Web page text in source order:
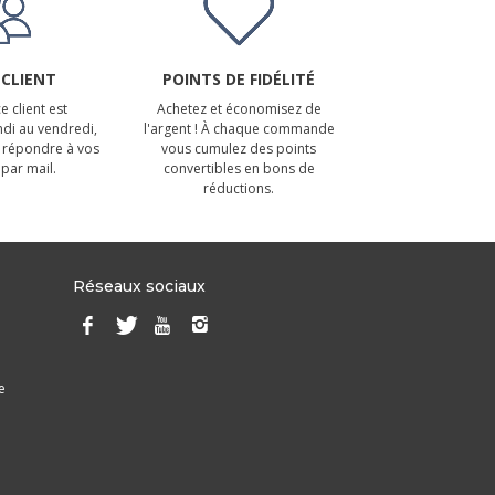
client est
au vendredi,
à vos
mail.
POINTS DE FIDÉLITÉ
Achetez et économisez de
l'argent ! À chaque commande
vous cumulez des points
convertibles en bons de
réductions.
Réseaux sociaux